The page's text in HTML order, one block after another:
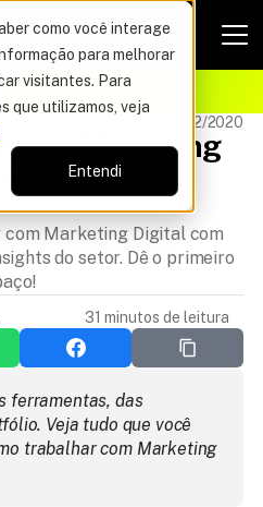
como você interage
para melhorar
visitantes. Para
que utilizamos, veja
Entendi
VAGAS POR TEMPO LIMITADO
Atualizado 14/12/2020
com Marketing
para
Marketing Digital com
do setor. Dê o primeiro
31 minutos de leitura
ferramentas, das
Veja tudo que você
trabalhar com Marketing